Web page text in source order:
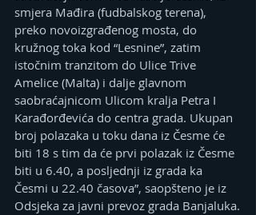
smjera Mađira (fudbalskog terena),
preko novoizgrađenog mosta, do
kružnog toka kod “Lesnine”, zatim
istočnim tranzitom do Ulice Trive
Amelice (Malta) i dalje glavnom
saobraćajnicom Ulicom kralja Petra I
Karađorđevića do centra grada. Ukupan
broj polazaka u toku dana iz Česme će
biti 18 s tim da će prvi polazak iz Česme
biti u 6.40, a posljednji iz grada ka
Česmi u 22.40 časova”, saopšteno je iz
Odsjeka za javni prevoz grada Banjaluka.